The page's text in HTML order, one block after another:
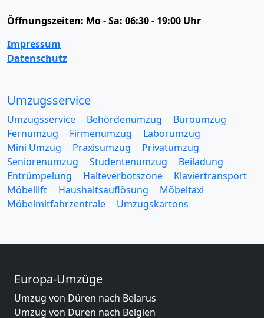
Öffnungszeiten: Mo - Sa: 06:30 - 19:00 Uhr
Impressum
Datenschutz
Umzugsservice
Umzugsservice Behördenumzug
Büroumzug
Fernumzug
Firmenumzug
Laborumzug
Mini Umzug
Praxisumzug
Privatumzug
Seniorenumzug
Studentenumzug
Beiladung
Entrümpelung
Halteverbotszone
Klaviertransport
Möbellift
Haushaltsauflösung
Möbeltaxi
Möbelmitfahrzentrale
Umzugskartons
Europa-Umzüge
Umzug von Düren nach Belarus
Umzug von Düren nach Belgien